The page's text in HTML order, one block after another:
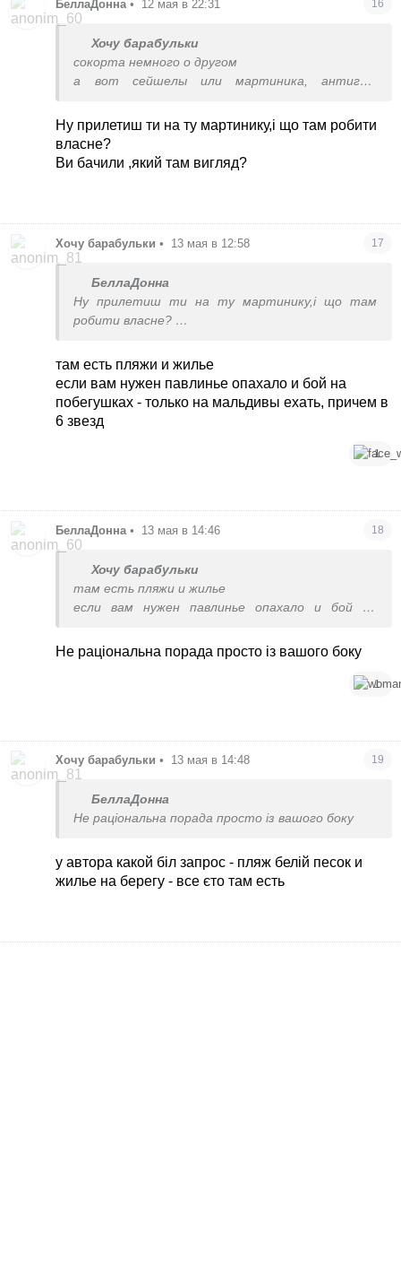
БеллаДонна • 12 мая в 22:31 16
Хочу барабульки
сокорта немного о другом
а вот сейшелы или мартиника, антигуа,
сейшелы даже красивее и интереснее
да, и банально - куба или доминикана подойдет,
если белый песок нужен и бирюзовое море
Ну прилетиш ти на ту мартинику,і що там робити
власне?
Ви бачили ,який там вигляд?
Хочу барабульки • 13 мая в 12:58 17
БеллаДонна
Ну прилетиш ти на ту мартинику,і що там
робити власне?
там есть пляжи и жилье
если вам нужен павлинье опахало и бой на
побегушках - только на мальдивы ехать, причем в
6 звезд
1
БеллаДонна • 13 мая в 14:46 18
Хочу барабульки
там есть пляжи и жилье
если вам нужен павлинье опахало и бой на
в 6 звезд
Не раціональна порада просто із вашого боку
1
Хочу барабульки • 13 мая в 14:48 19
БеллаДонна
Не раціональна порада просто із вашого боку
у автора какой біл запрос - пляж белій песок и
жилье на берегу - все єто там есть